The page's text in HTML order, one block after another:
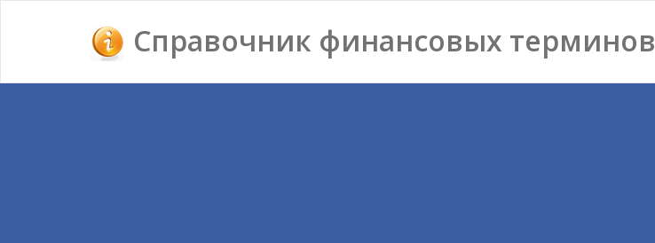
Справочник финансовых терминов